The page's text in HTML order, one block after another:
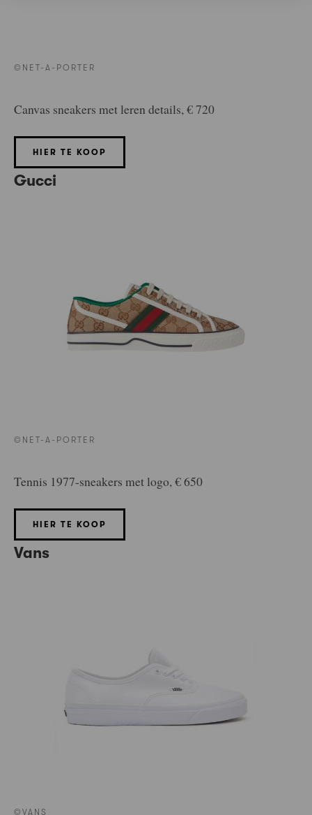
©NET-A-PORTER
Canvas sneakers met leren details, € 720
HIER TE KOOP
Gucci
©NET-A-PORTER
Tennis 1977-sneakers met logo, € 650
HIER TE KOOP
Vans
©VANS